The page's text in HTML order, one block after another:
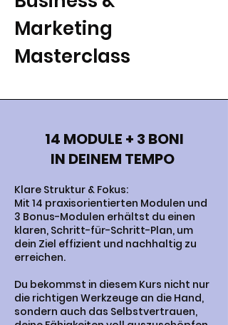
Marketing
Masterclass
14 MODULE + 3 BONI
IN DEINEM TEMPO
Klare Struktur & Fokus:
Mit 14 praxisorientierten Modulen und
3 Bonus-Modulen erhältst du einen
klaren, Schritt-für-Schritt-Plan, um
dein Ziel effizient und nachhaltig zu
erreichen.
Du bekommst in diesem Kurs nicht nur
die richtigen Werkzeuge an die Hand,
sondern auch das Selbstvertrauen,